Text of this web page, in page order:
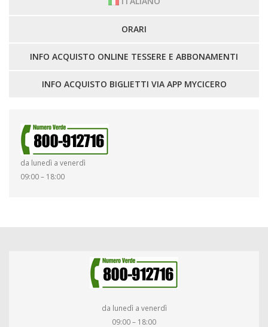
ORARI
INFO ACQUISTO ONLINE TESSERE E ABBONAMENTI
INFO ACQUISTO BIGLIETTI VIA APP MYCICERO
da lunedì a venerdì
09:00 – 18:00
da lunedì a venerdì
09:00 – 18:00